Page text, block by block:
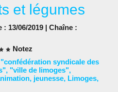
et légumes
13/06/2019 | Chaîne :
Notez
"confédération syndicale des
, "ville de limoges",
, jeunesse, Limoges,